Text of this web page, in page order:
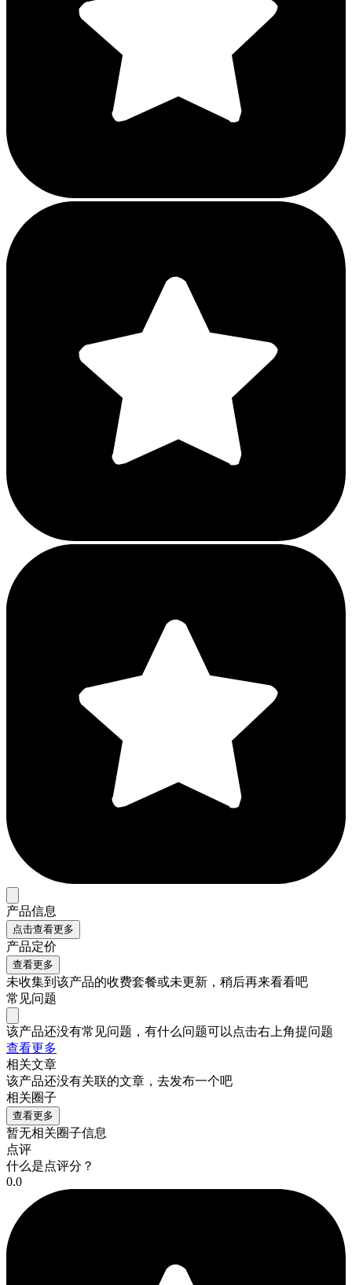
产品信息
点击查看更多
产品定价
查看更多
未收集到该产品的收费套餐或未更新，稍后再来看看吧
常见问题
该产品还没有常见问题，有什么问题可以点击右上角提问题
查看更多
相关文章
该产品还没有关联的文章，去发布一个吧
相关圈子
查看更多
暂无相关圈子信息
点评
什么是点评分？
0.0